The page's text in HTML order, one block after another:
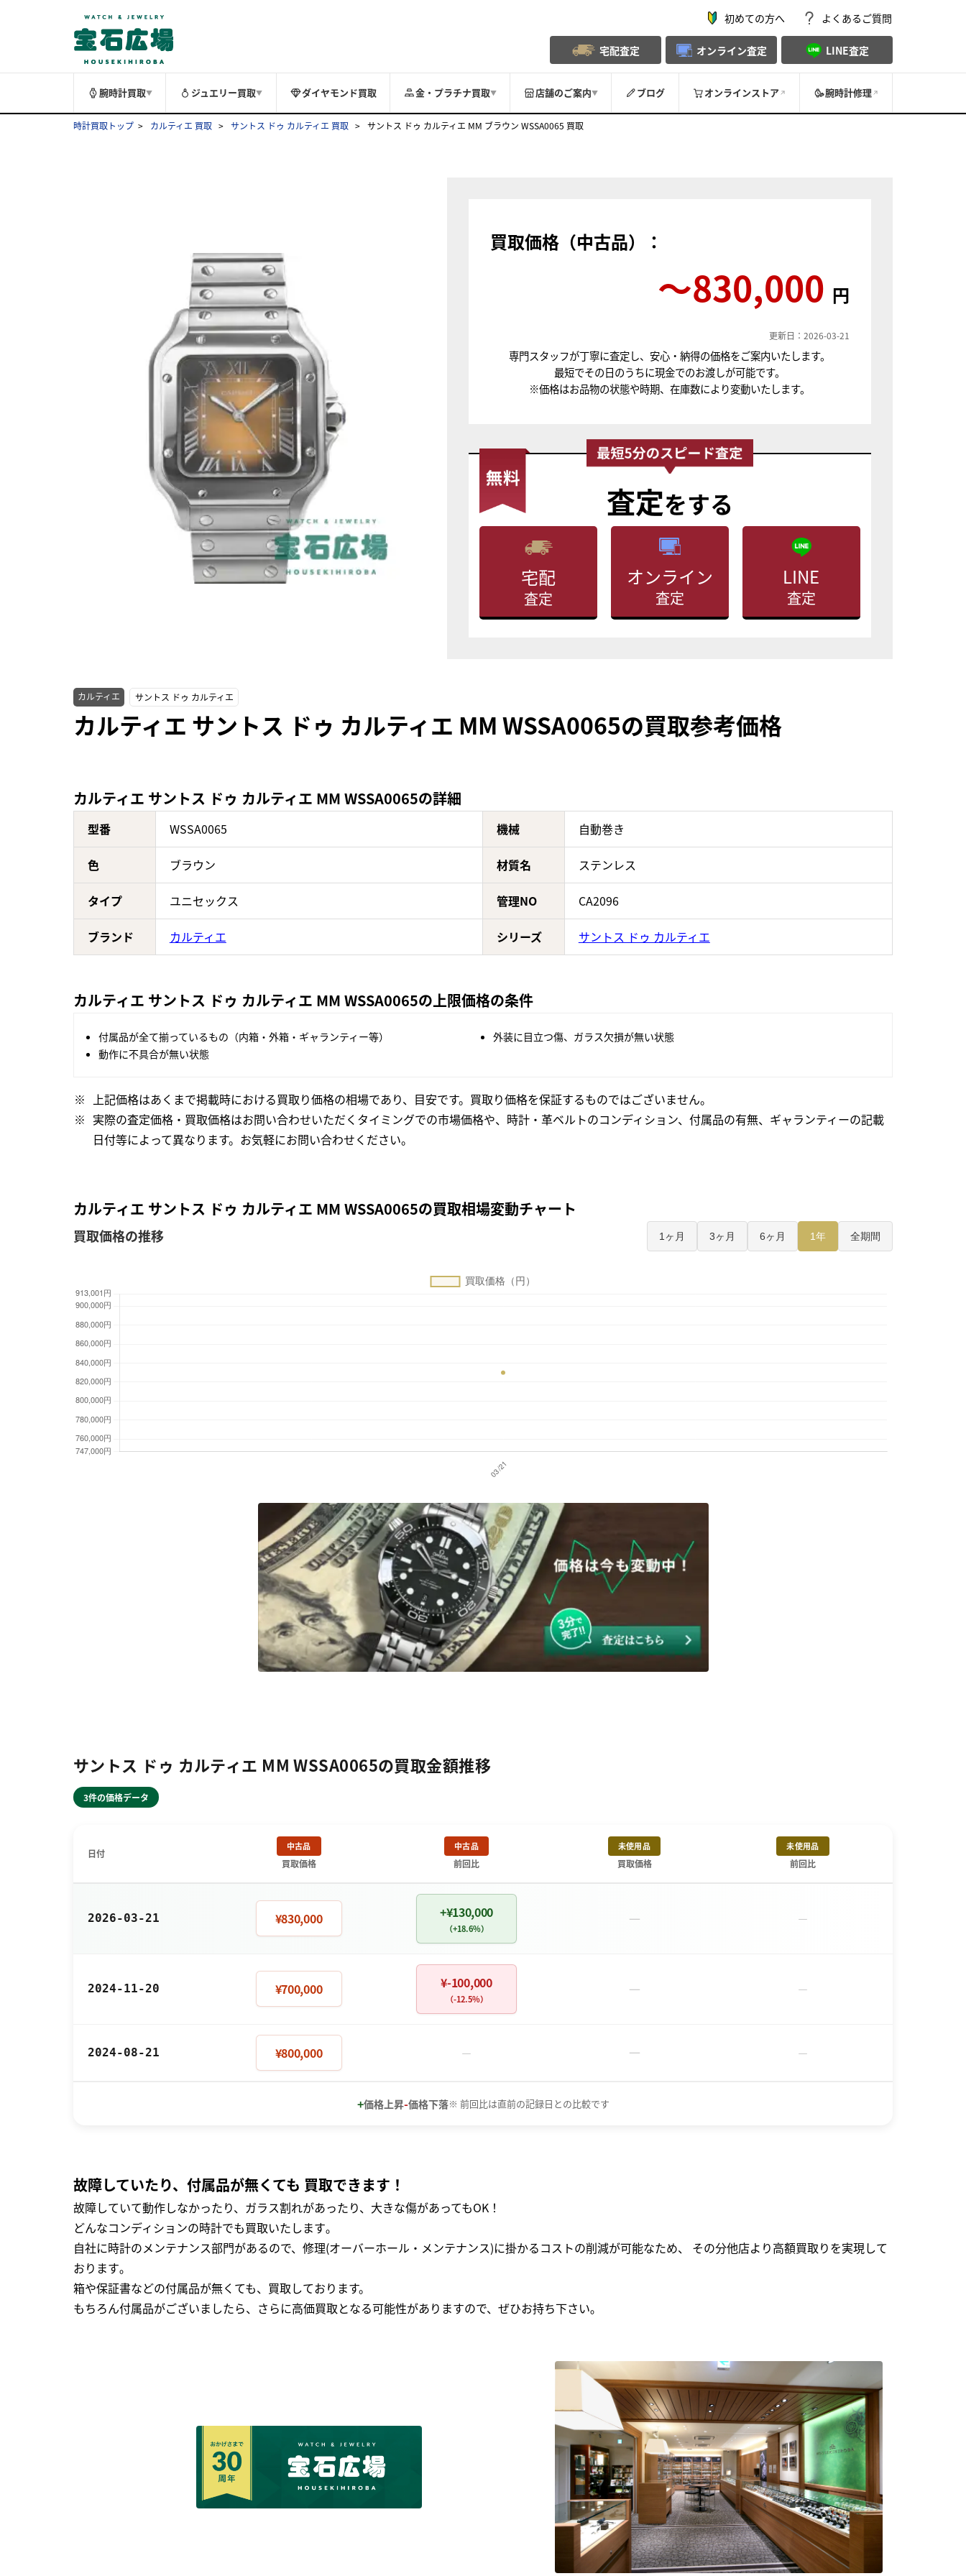
初めての方へ よくあるご質問
宅配査定 オンライン査定 LINE査定
腕時計買取▼ ジュエリー買取▼ ダイヤモンド買取 金・プラチナ買取▼ 店舗のご案内▼ ブログ オンラインストア 腕時計修理
時計買取トップ カルティエ 買取 サントス ドゥ カルティエ 買取 サントス ドゥ カルティエ MM ブラウン WSSA0065 買取
買取価格（中古品）：
〜830,000 円
更新日：2026-03-21
専門スタッフが丁寧に査定し、安心・納得の価格をご案内いたします。
最短でその日のうちに現金でのお渡しが可能です。
※価格はお品物の状態や時期、在庫数により変動いたします。
査定をする
宅配
査定
オンライン
査定
LINE
査定
カルティエ サントス ドゥ カルティエ
カルティエ サントス ドゥ カルティエ MM WSSA0065の買取参考価格
カルティエ サントス ドゥ カルティエ MM WSSA0065の詳細
型番 WSSA0065 機械 自動巻き
色 ブラウン 材質名 ステンレス
タイプ ユニセックス 管理NO CA2096
ブランド カルティエ シリーズ サントス ドゥ カルティエ
カルティエ サントス ドゥ カルティエ MM WSSA0065の上限価格の条件
付属品が全て揃っているもの（内箱・外箱・ギャランティー等）
外装に目立つ傷、ガラス欠損が無い状態
動作に不具合が無い状態
上記価格はあくまで掲載時における買取り価格の相場であり、目安です。買取り価格を保証するものではございません。
実際の査定価格・買取価格はお問い合わせいただくタイミングでの市場価格や、時計・革ベルトのコンディション、付属品の有無、ギャランティーの記載
日付等によって異なります。お気軽にお問い合わせください。
カルティエ サントス ドゥ カルティエ MM WSSA0065の買取相場変動チャート
買取価格の推移 1ヶ月 3ヶ月 6ヶ月 1年 全期間
サントス ドゥ カルティエ MM WSSA0065の買取金額推移
3件の価格データ
日付
中古品
買取価格
中古品
前回比
未使用品
買取価格
未使用品
前回比
2026-03-21 ¥830,000 +¥130,000
（+18.6%） － －
2024-11-20 ¥700,000 ¥-100,000
（-12.5%） － －
2024-08-21 ¥800,000 － － －
+価格上昇-価格下落※ 前回比は直前の記録日との比較です
故障していたり、付属品が無くても 買取できます！
故障していて動作しなかったり、ガラス割れがあったり、大きな傷があってもOK！
どんなコンディションの時計でも買取いたします｡
自社に時計のメンテナンス部門があるので、修理(オーバーホール・メンテナンス)に掛かるコストの削減が可能なため、 その分他店より高額買取りを実現して
おります｡
箱や保証書などの付属品が無くても、買取しております。
もちろん付属品がございましたら、さらに高価買取となる可能性がありますので、ぜひお持ち下さい｡